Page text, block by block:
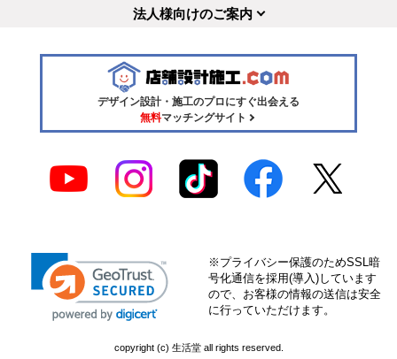
法人様向けのご案内
デザイン設計・施工のプロにすぐ出会える
無料マッチングサイト
※プライバシー保護のためSSL暗
号化通信を採用(導入)しています
ので、お客様の情報の送信は安全
に行っていただけます。
copyright (c) 生活堂 all rights reserved.